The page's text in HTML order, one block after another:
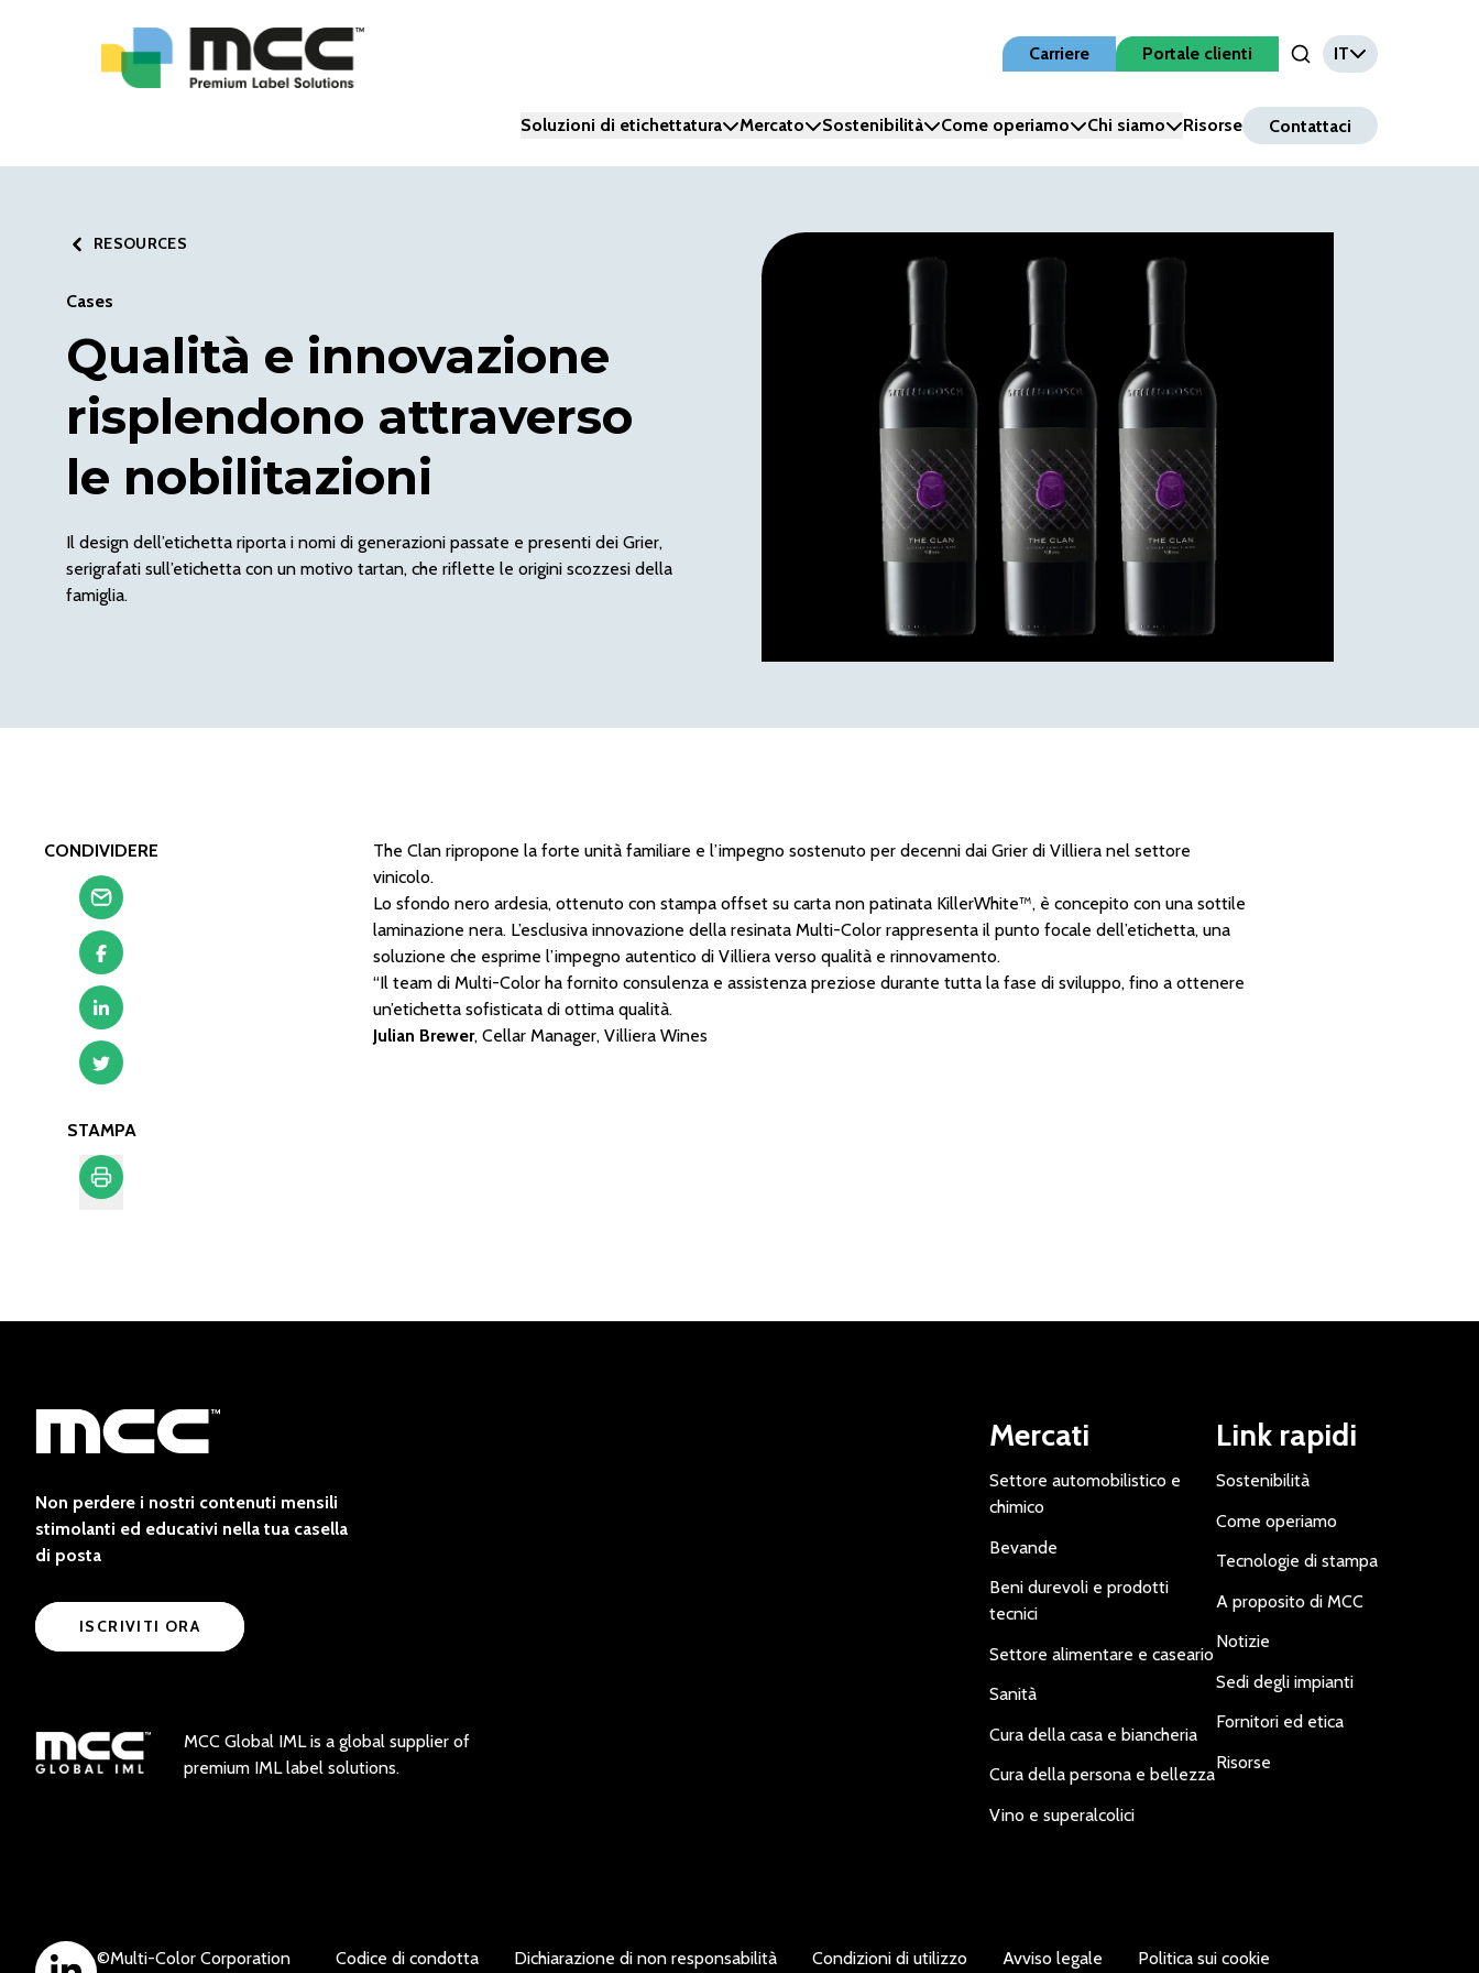
Carriere
Portale clienti
Open Search Input
IT
Soluzioni di etichettatura Mercato Sostenibilità Come operiamo Chi siamo Risorse Contattaci
RESOURCES
Cases
Qualità e innovazione
risplendono attraverso
le nobilitazioni
Il design dell’etichetta riporta i nomi di generazioni passate e presenti dei Grier,
serigrafati sull’etichetta con un motivo tartan, che riflette le origini scozzesi della
famiglia.
CONDIVIDERE
STAMPA
The Clan ripropone la forte unità familiare e l’impegno sostenuto per decenni dai Grier di Villiera nel settore
vinicolo.
Lo sfondo nero ardesia, ottenuto con stampa offset su carta non patinata KillerWhite™, è concepito con una sottile
laminazione nera. L’esclusiva innovazione della resinata Multi-Color rappresenta il punto focale dell’etichetta, una
soluzione che esprime l’impegno autentico di Villiera verso qualità e rinnovamento.
“Il team di Multi-Color ha fornito consulenza e assistenza preziose durante tutta la fase di sviluppo, fino a ottenere
un’etichetta sofisticata di ottima qualità.
Julian Brewer, Cellar Manager, Villiera Wines
Non perdere i nostri contenuti mensili
stimolanti ed educativi nella tua casella
di posta
ISCRIVITI ORA
MCC Global IML is a global supplier of
premium IML label solutions.
Mercati
Settore automobilistico e
chimico
Bevande
Beni durevoli e prodotti
tecnici
Settore alimentare e caseario
Sanità
Cura della casa e biancheria
Cura della persona e bellezza
Vino e superalcolici
Link rapidi
Sostenibilità
Come operiamo
Tecnologie di stampa
A proposito di MCC
Notizie
Sedi degli impianti
Fornitori ed etica
Risorse
©Multi-Color Corporation Codice di condotta Dichiarazione di non responsabilità Condizioni di utilizzo Avviso legale Politica sui cookie